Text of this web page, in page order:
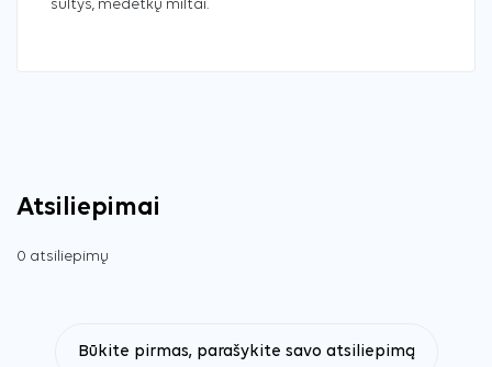
sultys, medetkų miltai.
Atsiliepimai
0 atsiliepimų
Būkite pirmas, parašykite savo atsiliepimą